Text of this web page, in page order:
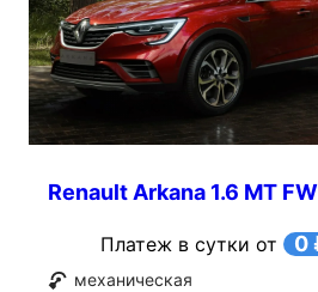
Renault Arkana 1.6 MT
Платеж в сутки от 0
механическая